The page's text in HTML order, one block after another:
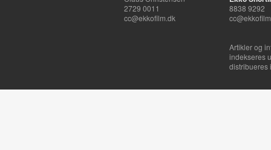
2729 0011
cc@ekkofilm.dk
8838 9292
Artikler og
indekseres
distribueres